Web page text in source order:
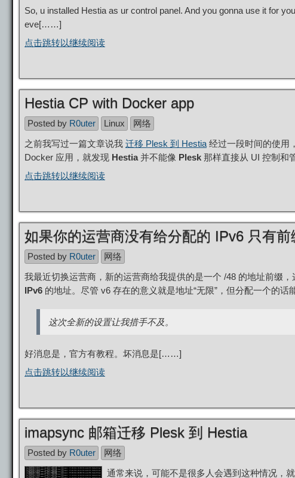
So, u installed Hestia as ur control panel. And you gonna use it for
eve[……]
点击跳转以继续阅读
Hestia CP with Docker app
Posted by R0uter Linux
网络
之前我写过一篇文章说我 迁移 Plesk 到 Hestia 经过一段时间的使用
Docker 应用，就发现 Hestia并不能像 Plesk 那样直接从 UI 控制和
点击跳转以继续阅读
如果你的运营商没有给分配的 IPv6 只有
Posted by R0uter
网络
我最近切换运营商，新的运营商给我提供的是一个 /48 的地址前缀
IPv6 的地址。尽管 v6 存在的意义就是地址“无限”，但分配一个的话
这次全新的设置让我措手不及。
好消息是，官方有教程。坏消息是[……]
点击跳转以继续阅读
imapsync 邮箱迁移 Plesk 到 Hestia
Posted by R0uter
网络
通常来说，可能不是很多人会遇到这种情况，